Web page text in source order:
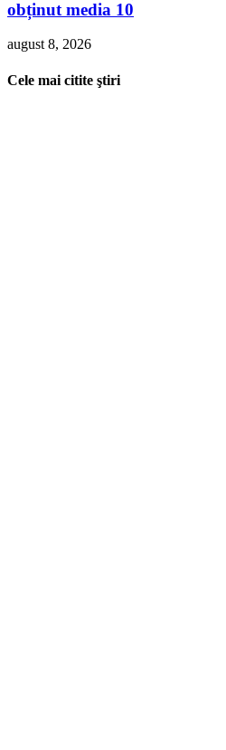
obținut media 10
august 8, 2026
Cele mai citite ştiri